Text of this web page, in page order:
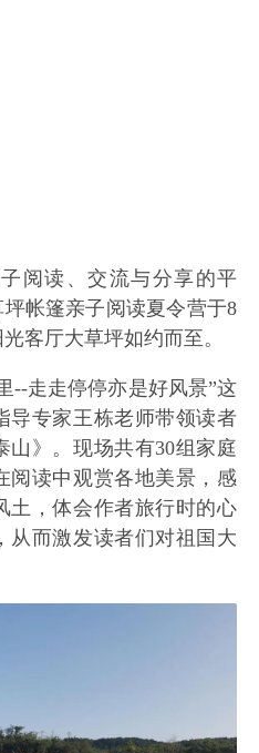
阅读、交流与分享的平
帐篷亲子阅读夏令营于8
客厅大草坪如约而至。
--走走停停亦是好风景”这
导专家王栋老师带领读者
山》。现场共有30组家庭
阅读中观赏各地美景，感
土，体会作者旅行时的心
从而激发读者们对祖国大